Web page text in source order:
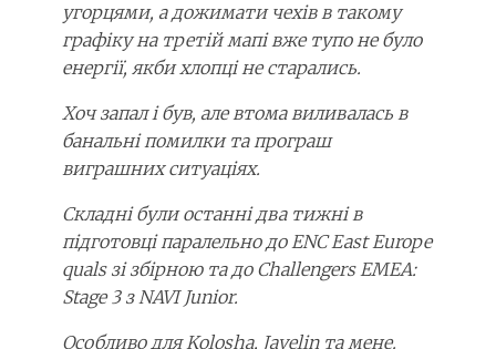
угорцями, а дожимати чехів в такому
графіку на третій мапі вже тупо не було
енергії, якби хлопці не старались.
Хоч запал і був, але втома виливалась в
банальні помилки та програш
виграшних ситуаціях.
Складні були останні два тижні в
підготовці паралельно до ENC East Europe
quals зі збірною та до Challengers EMEA:
Stage 3 з NAVI Junior.
Особливо для Kolosha, Javelin та мене.